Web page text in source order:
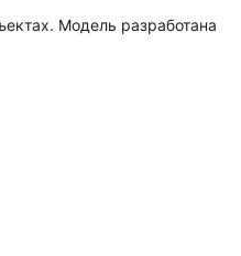
Модель разработана